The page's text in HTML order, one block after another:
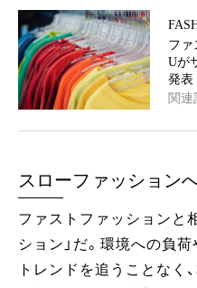
フ
Uが
発表
関連
スローファッション
ファストファッションと
ション」だ。環境への負荷
トレンドを追うことなく